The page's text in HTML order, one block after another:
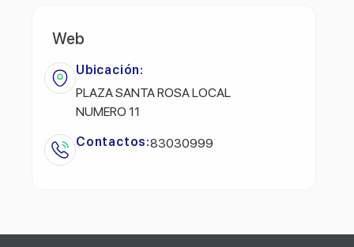
Web
Ubicación:
PLAZA SANTA ROSA LOCAL
NUMERO 11
Contactos:83030999